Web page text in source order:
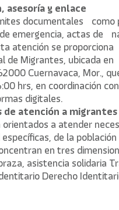
asesoría y enlace
documentales como
emergencia, actas de
atención se
de Migrantes, ubicada
Cuernavaca, Mor.,
hrs, en coordinación
digitales.
de atención a migrantes
a atender
de la
en tres
, asistencia solidaria
Derecho